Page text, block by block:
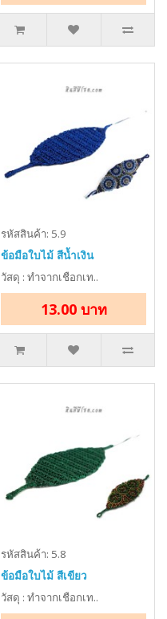
รหัสสินค้า: 5.9
ข้อมือใบไม้ สีน้ำเงิน
วัสดุ : ทำจากเชือกเท..
13.00 บาท
รหัสสินค้า: 5.8
ข้อมือใบไม้ สีเขียว
วัสดุ : ทำจากเชือกเท..